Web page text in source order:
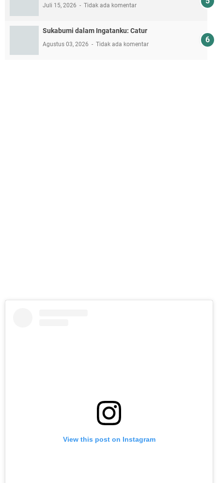
Juli 15, 2026 Tidak ada komentar
Sukabumi dalam Ingatanku: Catur
Agustus 03, 2026 Tidak ada komentar
View this post on Instagram